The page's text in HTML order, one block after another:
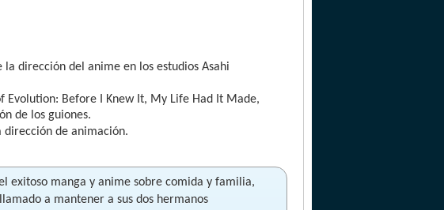
dirección del anime en los estudios Asahi
Evolution: Before I Knew It, My Life Had It Made,
de los guiones.
dirección de animación.
exitoso manga y anime sobre comida y familia,
a mantener a sus dos hermanos